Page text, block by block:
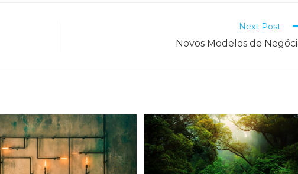
Next Post
Novos Modelos de